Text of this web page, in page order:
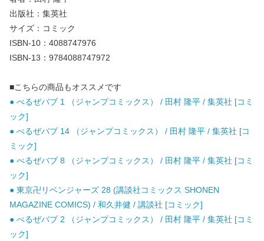
出版社：集英社
サイズ：コミック
ISBN-10：4088747976
ISBN-13：9784088747972
■こちらの商品もオススメです
● べるぜバブ 1 （ジャンプコミックス） / 田村 隆平 / 集英社 [コミ
ック]
● べるぜバブ 14 （ジャンプコミックス） / 田村 隆平 / 集英社 [コ
ミック]
● べるぜバブ 8 （ジャンプコミックス） / 田村 隆平 / 集英社 [コミ
ック]
● 東京卍リベンジャーズ 28 (講談社コミックス SHONEN
MAGAZINE COMICS) / 和久井健 / 講談社 [コミック]
● べるぜバブ 2 （ジャンプコミックス） / 田村 隆平 / 集英社 [コミ
ック]